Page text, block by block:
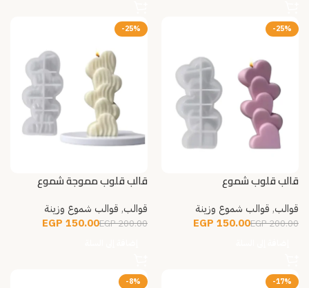
-25%
قالب قلوب شموع
قوالب, قوالب شموع وزينة
200.00
EGP
150.00
EGP
-25%
قالب قلوب مموجة شموع
قوالب, قوالب شموع وزينة
200.00
EGP
150.00
EGP
-17%
-8%